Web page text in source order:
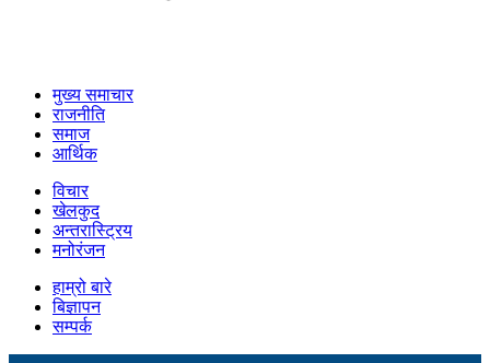
मुख्य समाचार
राजनीति
समाज
आर्थिक
विचार
खेलकुद
अन्तरास्ट्रिय
मनोरंजन
हाम्रो बारे
बिज्ञापन
सम्पर्क